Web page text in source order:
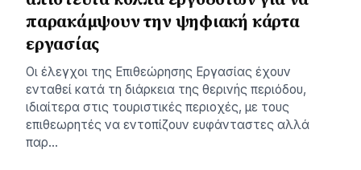
παρακάμψουν την ψηφιακή κάρτα
εργασίας
Οι έλεγχοι της Επιθεώρησης Εργασίας έχουν
ενταθεί κατά τη διάρκεια της θερινής περιόδου,
ιδιαίτερα στις τουριστικές περιοχές, με τους
επιθεωρητές να εντοπίζουν ευφάνταστες αλλά
παρ…